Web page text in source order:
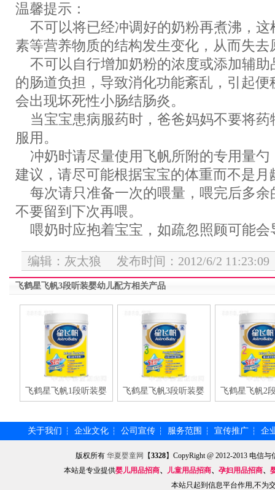
温馨提示：
不可以将已经冲调好的奶粉再煮沸，这
素等营养物质的结构发生变化，从而失
不可以自行增加奶粉的浓度或添加辅助
的肠道负担，导致消化功能紊乱，引起
会出现坏死性小肠结肠炎。
当宝宝患病服药时，爸爸妈妈不要将药
服用。
冲奶时请尽量使用飞帆所附的专用量勺
建议，请尽可能根据宝宝的体重而不是
每次请只准备一次的喂量，喂完后多余
不要留到下次再喂。
喂奶时应抱着宝宝，如疏忽照顾可能会
编辑：灰太狼 发布时间：2012/6/2 11:23:09
飞鹤星飞帆3段听装婴幼儿配方相关产品
飞鹤星飞帆1段听装婴 飞鹤星飞帆3段听装婴 飞鹤星飞帆2
关于我们 ┆ 企业文化 ┆ 公司宣传 ┆ 服务范围 ┆ 宣传推广 ┆ 企
版权所有华夏婴童网 【3328】CopyRight @ 2012-2013 电信
本站是专业提供婴儿用品招商、 儿童用品招商、 孕妇用品招商、
本站只起到信息平台作用,不为